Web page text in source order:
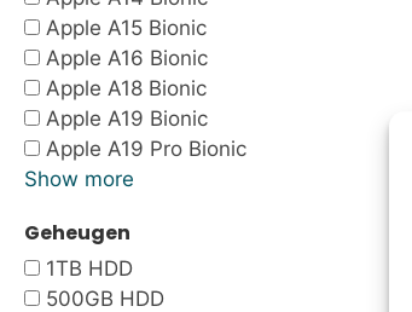
Apple A15 Bionic
Apple A16 Bionic
Apple A18 Bionic
Apple A19 Bionic
Apple A19 Pro Bionic
Show more
Geheugen
1TB HDD
500GB HDD